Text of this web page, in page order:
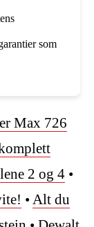
som
Max 726
2 og 4 •
•Alt du